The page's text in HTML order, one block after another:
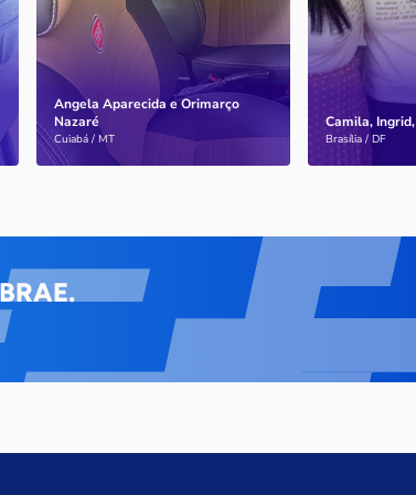
Angela Aparecida e Orimarço
Nazaré
Cuiabá / MT
barcos.
Saiba mais
Camila,
Brasília / DF
consultórios
Saiba mais